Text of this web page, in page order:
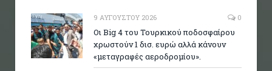
9 ΑΥΓΟΎΣΤΟΥ 2026 0
Οι Big 4 του Τουρκικού ποδοσφαίρου
χρωστούν 1 δισ. ευρώ αλλά κάνουν
«μεταγραφές αεροδρομίου».